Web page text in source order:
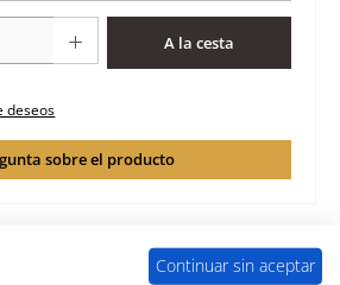
A la cesta
deseos
sobre el producto
Continuar sin aceptar